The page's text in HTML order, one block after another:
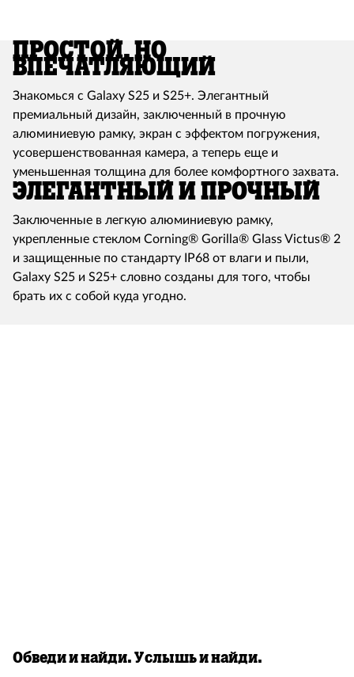
Простой, но
впечатляющий
Знакомься с Galaxy S25 и S25+. Элегантный
премиальный дизайн, заключенный в прочную
алюминиевую рамку, экран с эффектом погружения,
усовершенствованная камера, а теперь еще и
уменьшенная толщина для более комфортного захвата.
Элегантный и прочный
Заключенные в легкую алюминиевую рамку,
укрепленные стеклом Corning® Gorilla® Glass Victus® 2
и защищенные по стандарту IP68 от влаги и пыли,
Galaxy S25 и S25+ словно созданы для того, чтобы
брать их с собой куда угодно.
Обведи и найди. Услышь и найди.